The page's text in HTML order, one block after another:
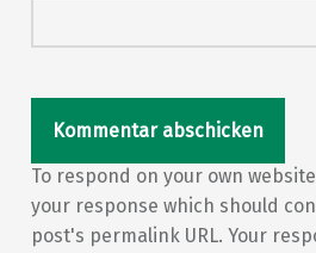
To respond on your own
your response which should
post's permalink URL. Your